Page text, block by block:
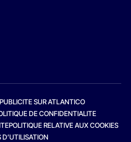
PUBLICITE SUR ATLANTICO
DE CONFIDENTIALITE
POLITIQUE RELATIVE AUX COOKIES